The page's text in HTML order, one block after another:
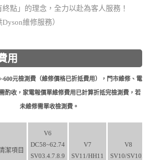
點」的理念，全力以赴為客人服務！
維修服務）
用
元檢測費（維修價格已折抵費用），門市維修、電
酌收，家電報價單維修費用已計算折抵完檢測費，若
未維修需單收檢測費。
潔項目
V6
DC58~62.74
SV03.4.7.8.9
V7
SV11/HH11
V8
SV10/SV10K